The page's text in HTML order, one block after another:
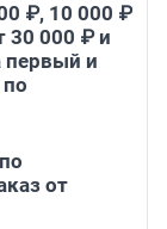
₽, 10 000 ₽
30 000 ₽ и
первый и
от